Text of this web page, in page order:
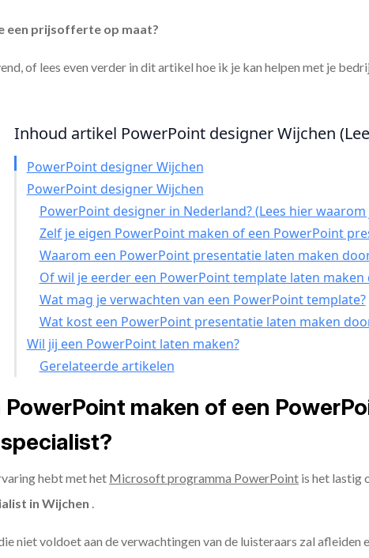
een prijsofferte op maat?
of lees even verder in dit artikel hoe ik je kan helpen met je
Inhoud artikel PowerPoint designer Wijchen
PowerPoint designer Wijchen
PowerPoint designer Wijchen
PowerPoint designer in Nederland? (Lees hier
Zelf je eigen PowerPoint maken of een PowerPoint
Waarom een PowerPoint presentatie laten maken
Of wil je eerder een PowerPoint template laten maken
Wat mag je verwachten van een PowerPoint template?
Wat kost een PowerPoint presentatie laten maken
Wil jij een PowerPoint laten maken?
Gerelateerde artikelen
PowerPoint maken of een
hebt met het Microsoft programma PowerPoint is het lastig
in Wijchen .
niet voldoet aan de verwachtingen van de luisteraars zal afleiden